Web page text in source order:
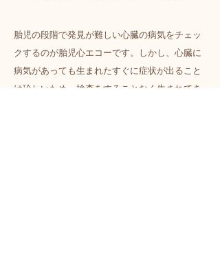
胎児の段階で発見が難しい心臓の病気をチェッ
クするのが胎児心エコーです。しかし、心臓に
病気があっても生まれたすぐに症状が出ること
は珍しいため、検査をすることなく生まれてき